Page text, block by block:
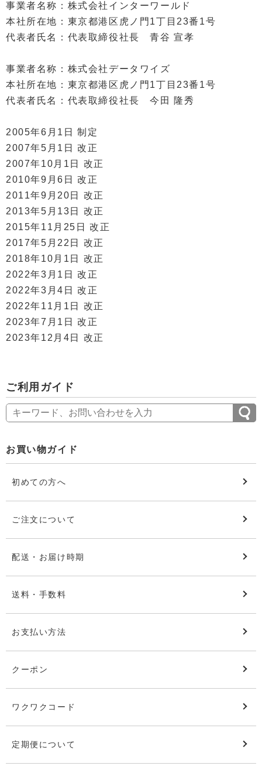
事業者名称：株式会社インターワールド
本社所在地：東京都港区虎ノ門1丁目23番1号
代表者氏名：代表取締役社長 青谷 宣孝
事業者名称：株式会社データワイズ
本社所在地：東京都港区虎ノ門1丁目23番1号
代表者氏名：代表取締役社長 今田 隆秀
2005年6月1日 制定
2007年5月1日 改正
2007年10月1日 改正
2010年9月6日 改正
2011年9月20日 改正
2013年5月13日 改正
2015年11月25日 改正
2017年5月22日 改正
2018年10月1日 改正
2022年3月1日 改正
2022年3月4日 改正
2022年11月1日 改正
2023年7月1日 改正
2023年12月4日 改正
ご利用ガイド
お買い物ガイド
初めての方へ
ご注文について
配送・お届け時期
送料・手数料
お支払い方法
クーポン
ワクワクコード
定期便について